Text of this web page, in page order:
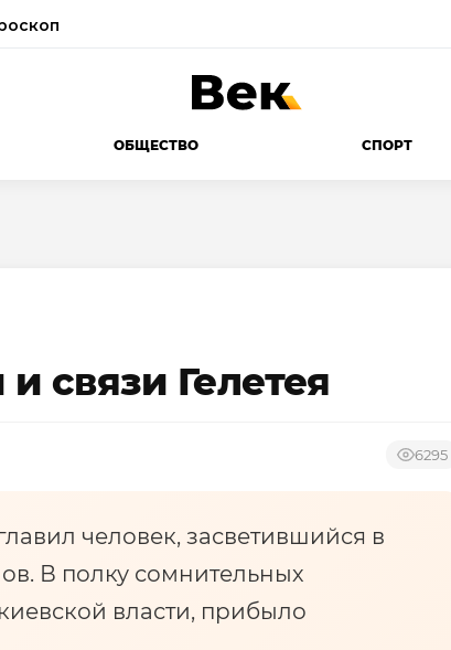
ОБЩЕСТВО СПОРТ
связи Гелетея
6295
человек, засветившийся в
В полку сомнительных
власти, прибыло